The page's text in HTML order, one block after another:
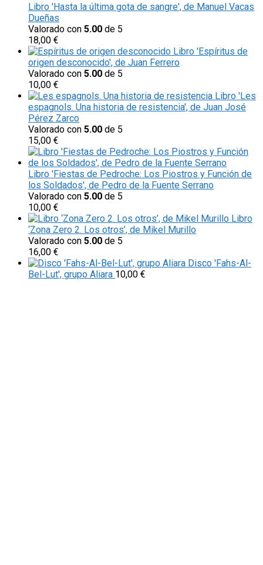
Libro 'Hasta la última gota de sangre', de Manuel Vacas
Dueñas
Valorado con 5.00 de 5
18,00 €
Libro 'Espíritus de
origen desconocido', de Juan Ferrero
Valorado con 5.00 de 5
10,00 €
Libro 'Les
espagnols. Una historia de resistencia', de Juan José
Pérez Zarco
Valorado con 5.00 de 5
15,00 €
Libro 'Fiestas de Pedroche: Los Piostros y Función de
los Soldados', de Pedro de la Fuente Serrano
Valorado con 5.00 de 5
10,00 €
Libro
‘Zona Zero 2. Los otros’, de Mikel Murillo
Valorado con 5.00 de 5
16,00 €
Disco 'Fahs-Al-
Bel-Lut', grupo Aliara 10,00 €